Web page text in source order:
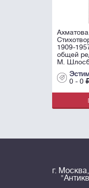
Ахматова,
1909-
общей
М.
0 - 0
г.